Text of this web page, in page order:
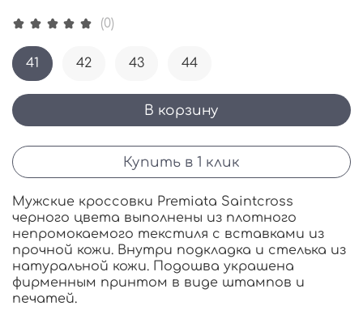
(0)
В корзину
Купить в 1 клик
41 42 43 44
Мужские кроссовки Premiata Saintcross
черного цвета выполнены из плотного
непромокаемого текстиля с вставками из
прочной кожи. Внутри подкладка и стелька из
натуральной кожи. Подошва украшена
фирменным принтом в виде штампов и
печатей.